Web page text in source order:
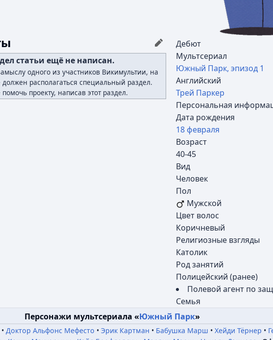
Дебют
Мультсериал
Южный Парк, эпизод 1
Английский
Трей Паркер
Персональная
Дата рождения
18 февраля
Возраст
40-45
Вид
Человек
Пол
Мужской
Цвет волос
Коричневый
Религиозные взгляды
Католик
Род занятий
Полицейский (ранее)
Полевой агент по
Семья
статьи ещё не написан.
одного из участников Викимультии, на
должен располагаться специальный раздел.
проекту, написав этот раздел.
Персонажи мультсериала «Южный Парк»
Доктор Альфонс Мефесто Эрик Картман Бабушка Марш Хейди Тёрнер